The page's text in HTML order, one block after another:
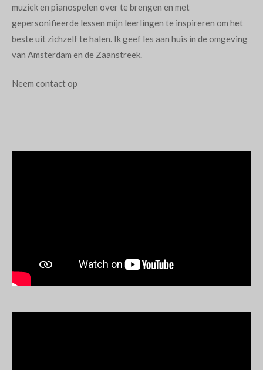
muziek en pianospelen over te brengen en met
gepersonifieerde lessen mijn leerlingen te inspireren om het
beste uit zichzelf te halen. Ik geef les aan huis in de omgeving
van Amsterdam en de Zaanstreek.
Neem contact op